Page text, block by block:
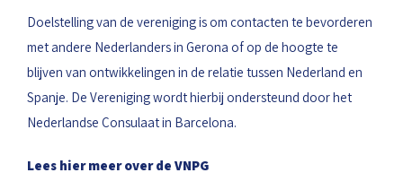
Doelstelling van de vereniging is om contacten te bevorderen
met andere Nederlanders in Gerona of op de hoogte te
blijven van ontwikkelingen in de relatie tussen Nederland en
Spanje. De Vereniging wordt hierbij ondersteund door het
Nederlandse Consulaat in Barcelona.
Lees hier meer over de VNPG